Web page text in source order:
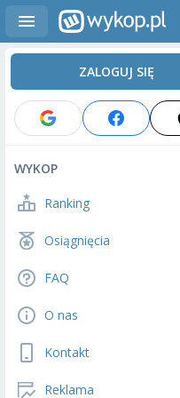
ZALOGUJ SIĘ
WYKOP
Ranking
Osiągnięcia
FAQ
O nas
Kontakt
Reklama